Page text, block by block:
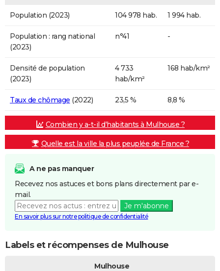
Population (2023) 104 978 hab. 1 994 hab.
Population : rang national
(2023)
n°41 -
Densité de population
(2023)
4 733
hab/km²
168 hab/km²
Taux de chômage (2022) 23,5 % 8,8 %
Combien y a-t-il d'habitants à Mulhouse ?
Quelle est la ville la plus peuplée de France ?
A ne pas manquer
Recevez nos astuces et bons plans directement par e-
mail.
Je m'abonne
En savoir plus sur notre politique de confidentialité
Labels et récompenses de Mulhouse
Mulhouse